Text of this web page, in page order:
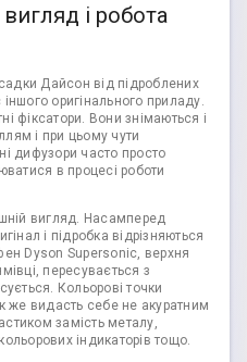
і робота
Дайсон від підроблених
оригінального приладу.
фіксатори. Вони знімаються і
і при цьому чути
дифузори часто просто
в процесі роботи
вигляд. Насамперед
і підробка відрізняються
Dyson Supersonic, верхня
пересувається з
Кольорові точки
же видасть себе не акуратним
замість металу,
індикаторів тощо.